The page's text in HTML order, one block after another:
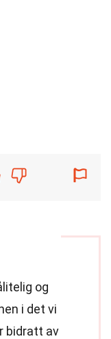
og
i det vi
bidratt av